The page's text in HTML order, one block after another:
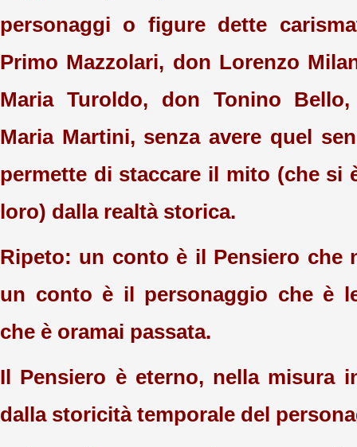
personaggi o figure dette
Primo Mazzolari, don Lorenzo
Maria Turoldo, don Tonino
Maria Martini, senza avere quel
permette di staccare il mito (che si
loro) dalla realtà storica.
Ripeto: un conto è il Pensiero che
un conto è il personaggio che è
che è oramai passata.
Il Pensiero è eterno, nella misura
dalla storicità temporale del